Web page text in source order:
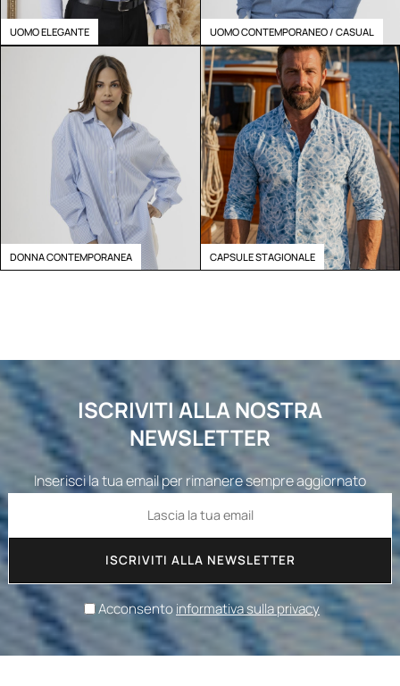
UOMO ELEGANTE UOMO CONTEMPORANEO / CASUAL
DONNA CONTEMPORANEA CAPSULE STAGIONALE
ISCRIVITI ALLA NOSTRA
NEWSLETTER
Inserisci la tua email per rimanere sempre aggiornato
ISCRIVITI ALLA NEWSLETTER
Acconsentoinformativa sulla privacy